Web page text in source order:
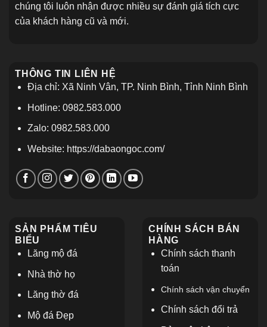
chúng tôi luôn nhận được nhiều sự đánh giá tích cực
của khách hàng cũ và mới.
THÔNG TIN LIÊN HỆ
Địa chỉ: Xã Ninh Vân, TP. Ninh Bình, Tỉnh Ninh Bình
Hotline: 0982.583.000
Zalo: 0982.583.000
Website: https://dabaongoc.com/
SẢN PHẨM TIÊU
BIỂU
Lăng mộ đá
Nhà thờ họ
Lăng thờ đá
Mộ đá Đẹp
CHÍNH SÁCH BÁN
HÀNG
Chính sách thanh
toán
Chính sách vận chuyển
Chính sách đổi trả